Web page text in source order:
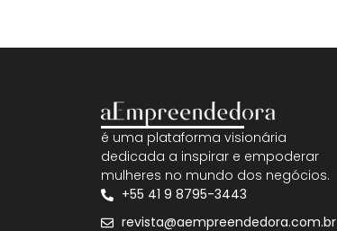
é uma plataforma visionária
dedicada a inspirar e empoderar
mulheres no mundo dos negócios.
+55 41 9 8795-3443
revista@aempreendedora.com.br